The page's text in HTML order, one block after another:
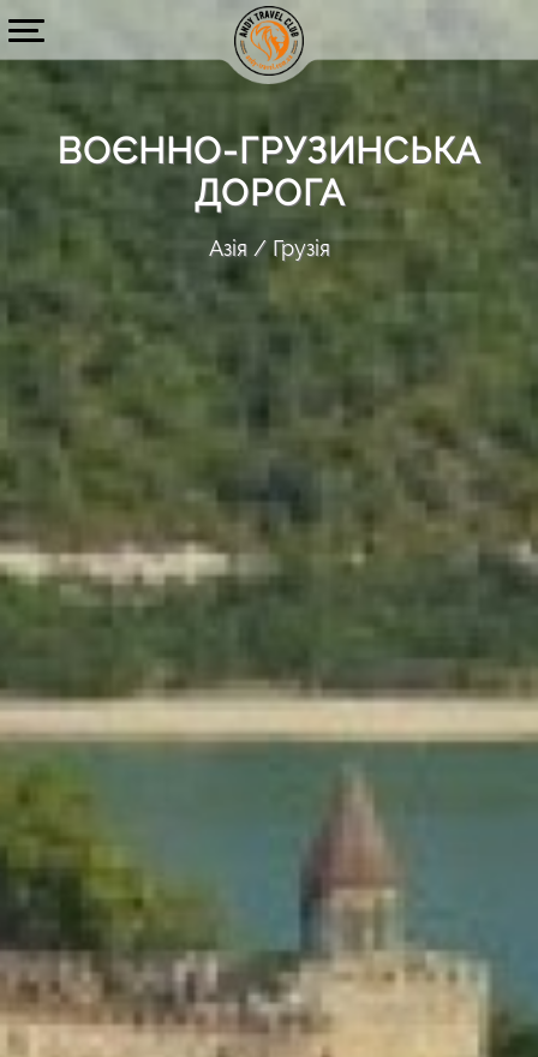
ВОЄННО-ГРУЗИНСЬКА
ДОРОГА
Азія Грузія